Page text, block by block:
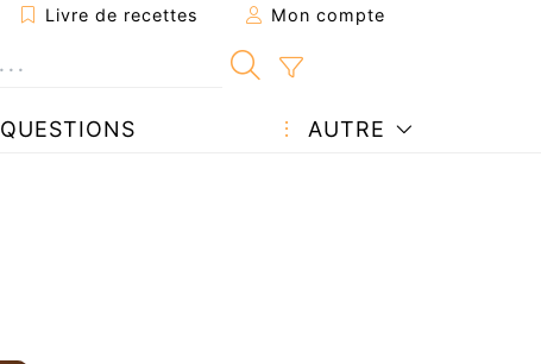
Livre de recettes Mon compte
QUESTIONS AUTRE